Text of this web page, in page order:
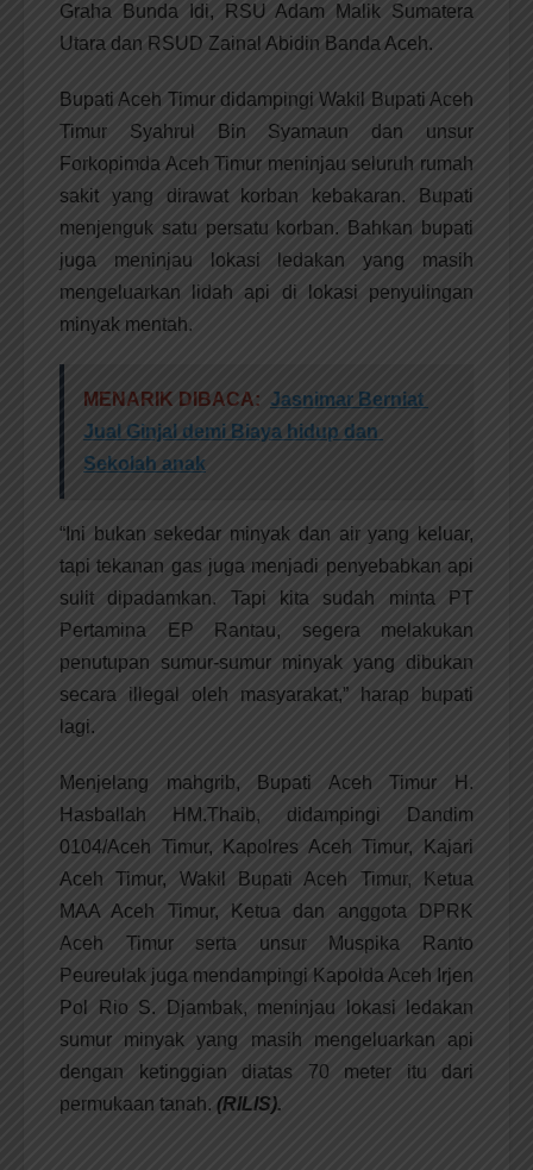
Graha Bunda Idi, RSU Adam Malik Sumatera
Utara dan RSUD Zainal Abidin Banda Aceh.
Bupati Aceh Timur didampingi Wakil Bupati Aceh
Timur Syahrul Bin Syamaun dan unsur
Forkopimda Aceh Timur meninjau seluruh rumah
sakit yang dirawat korban kebakaran. Bupati
menjenguk satu persatu korban. Bahkan bupati
juga meninjau lokasi ledakan yang masih
mengeluarkan lidah api di lokasi penyulingan
minyak mentah.
MENARIK DIBACA: Jasnimar Berniat
Jual Ginjal demi Biaya hidup dan
Sekolah anak
“Ini bukan sekedar minyak dan air yang keluar,
tapi tekanan gas juga menjadi penyebabkan api
sulit dipadamkan. Tapi kita sudah minta PT
Pertamina EP Rantau, segera melakukan
penutupan sumur-sumur minyak yang dibukan
secara illegal oleh masyarakat,” harap bupati
lagi.
Menjelang mahgrib, Bupati Aceh Timur H.
Hasballah HM.Thaib, didampingi Dandim
0104/Aceh Timur, Kapolres Aceh Timur, Kajari
Aceh Timur, Wakil Bupati Aceh Timur, Ketua
MAA Aceh Timur, Ketua dan anggota DPRK
Aceh Timur serta unsur Muspika Ranto
Peureulak juga mendampingi Kapolda Aceh Irjen
Pol Rio S. Djambak, meninjau lokasi ledakan
sumur minyak yang masih mengeluarkan api
dengan ketinggian diatas 70 meter itu dari
permukaan tanah. (RILIS).